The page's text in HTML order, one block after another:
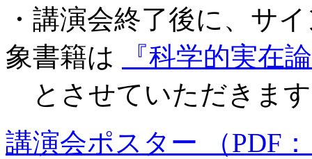
・講演会終了後に、サ
象書籍は
『科学的実在
とさせていただきま
講演会ポスター （PDF